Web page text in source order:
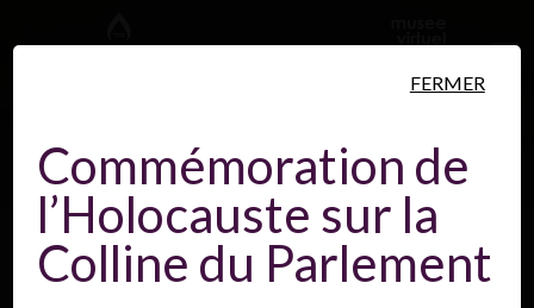
Personnes Lieux Événements
Commémoration de
l’Holocauste sur la
Colline du Parlement
FERMER